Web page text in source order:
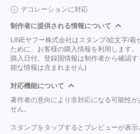
デコレーションに対応
制作者に提供される情報について
LINEヤフー株式会社はスタンプ/絵文字/
ために、お客様の購入情報を利用します。
購入日付、登録国情報は制作者から確認
能な情報は含まれません)
対応機能について
著作者の意向により非対応になる可能性
せん。
スタンプをタップするとプレビューが表示